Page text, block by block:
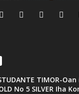
TIMOR-
No 5 SILVER Iha